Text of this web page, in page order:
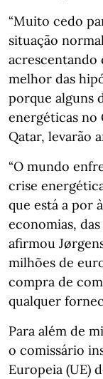
“Muito cedo
situação
acrescentando
melhor das
porque alguns
energéticas no
Qatar, levarão
“O mundo
crise
que está a por
economias, das
afirmou
milhões de
compra de
qualquer
Para além de
o comissário
Europeia (UE)